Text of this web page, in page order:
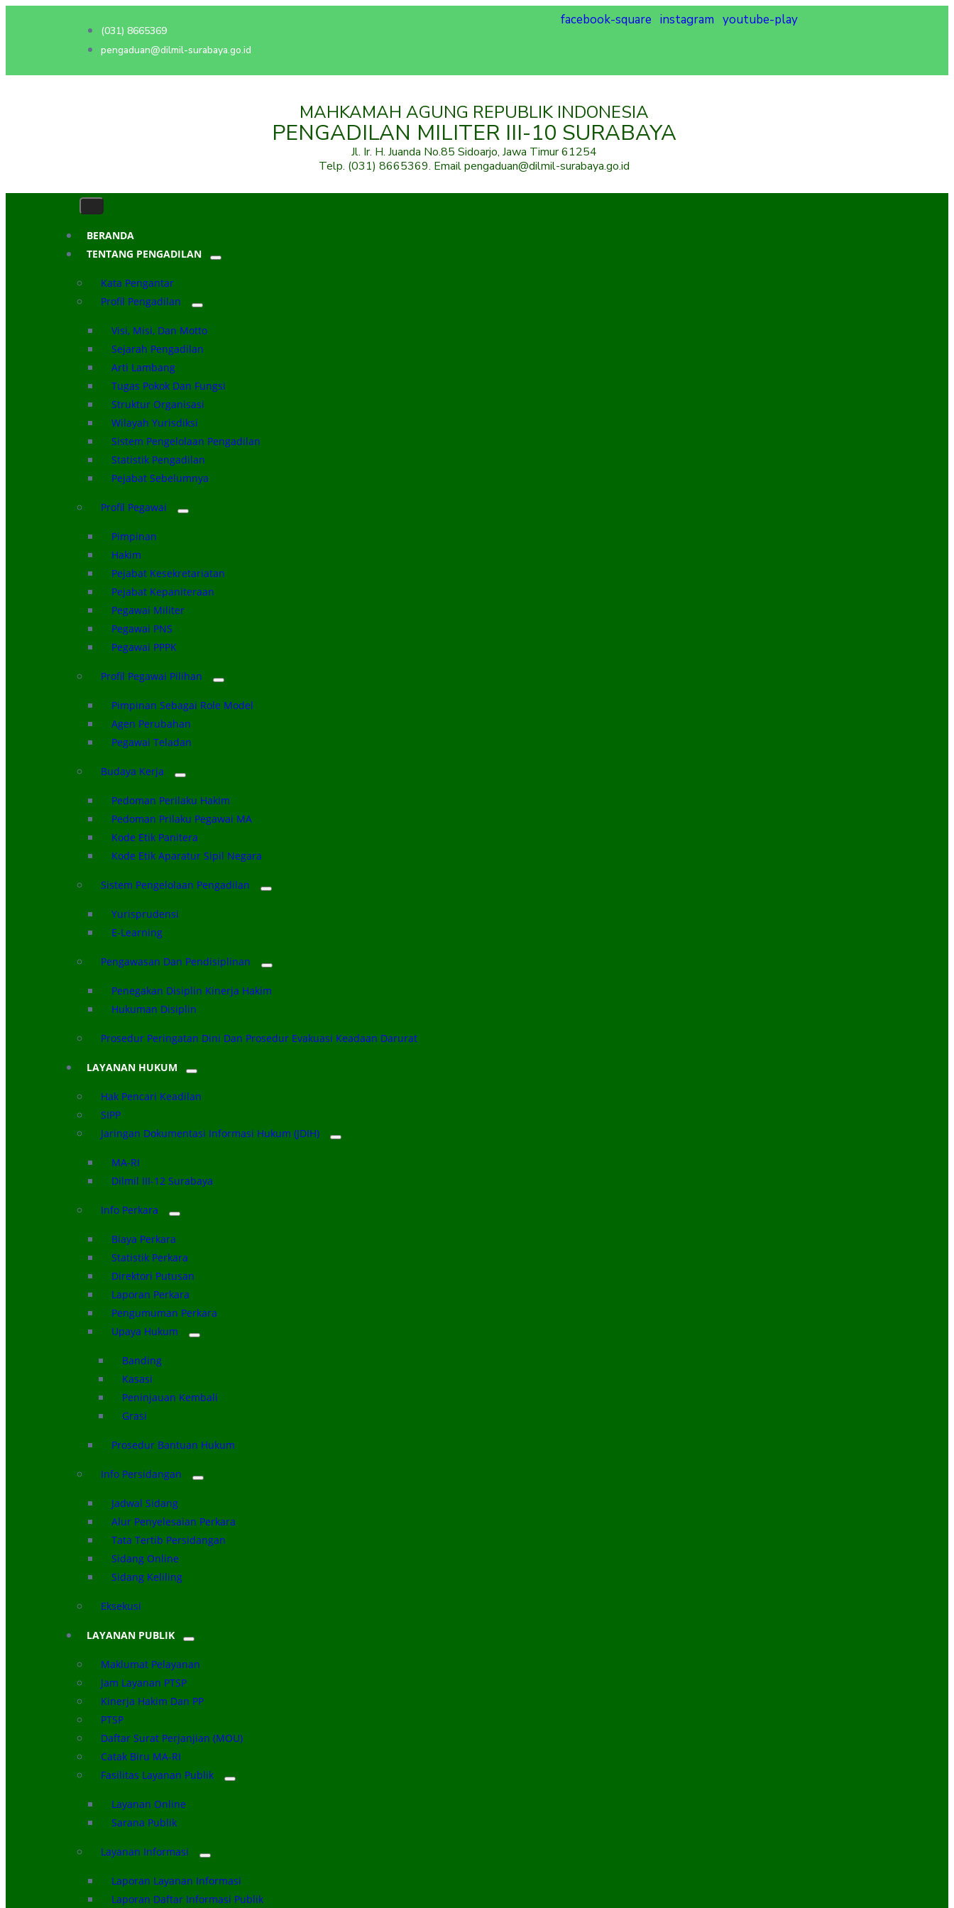
(031) 8665369
pengaduan@dilmil-surabaya.go.id
facebook-square instagram youtube-play
MAHKAMAH AGUNG REPUBLIK INDONESIA
PENGADILAN MILITER III-10 SURABAYA
Jl. Ir. H. Juanda No.85 Sidoarjo, Jawa Timur 61254
Telp. (031) 8665369. Email pengaduan@dilmil-surabaya.go.id
BERANDA
TENTANG PENGADILAN
Kata Pengantar
Profil Pengadilan
Visi, Misi, Dan Motto
Sejarah Pengadilan
Arti Lambang
Tugas Pokok Dan Fungsi
Struktur Organisasi
Wilayah Yurisdiksi
Sistem Pengelolaan Pengadilan
Statistik Pengadilan
Pejabat Sebelumnya
Profil Pegawai
Pimpinan
Hakim
Pejabat Kesekretariatan
Pejabat Kepaniteraan
Pegawai Militer
Pegawai PNS
Pegawai PPPK
Profil Pegawai Pilihan
Pimpinan Sebagai Role Model
Agen Perubahan
Pegawai Teladan
Budaya Kerja
Pedoman Perilaku Hakim
Pedoman Prilaku Pegawai MA
Kode Etik Panitera
Kode Etik Aparatur Sipil Negara
Sistem Pengelolaan Pengadilan
Yurisprudensi
E-Learning
Pengawasan Dan Pendisiplinan
Penegakan Disiplin Kinerja Hakim
Hukuman Disiplin
Prosedur Peringatan Dini Dan Prosedur Evakuasi Keadaan Darurat
LAYANAN HUKUM
Hak Pencari Keadilan
SIPP
Jaringan Dokumentasi Informasi Hukum (JDIH)
MA-RI
Dilmil III-12 Surabaya
Info Perkara
Biaya Perkara
Statistik Perkara
Direktori Putusan
Laporan Perkara
Pengumuman Perkara
Upaya Hukum
Banding
Kasasi
Peninjauan Kembali
Grasi
Prosedur Bantuan Hukum
Info Persidangan
Jadwal Sidang
Alur Penyelesaian Perkara
Tata Tertib Persidangan
Sidang Online
Sidang Keliling
Eksekusi
LAYANAN PUBLIK
Maklumat Pelayanan
Jam Layanan PTSP
Kinerja Hakim Dan PP
PTSP
Daftar Surat Perjanjian (MOU)
Catak Biru MA-RI
Fasilitas Layanan Publik
Layanan Online
Sarana Publik
Layanan Informasi
Laporan Layanan Informasi
Laporan Daftar Informasi Publik